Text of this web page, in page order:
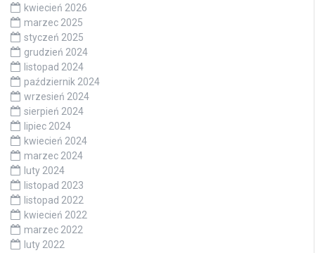
kwiecień 2026
marzec 2025
styczeń 2025
grudzień 2024
listopad 2024
październik 2024
wrzesień 2024
sierpień 2024
lipiec 2024
kwiecień 2024
marzec 2024
luty 2024
listopad 2023
listopad 2022
kwiecień 2022
marzec 2022
luty 2022